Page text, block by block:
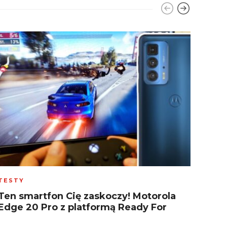
smartfon Cię zaskoczy! Motorola
20 Pro z platformą Ready For